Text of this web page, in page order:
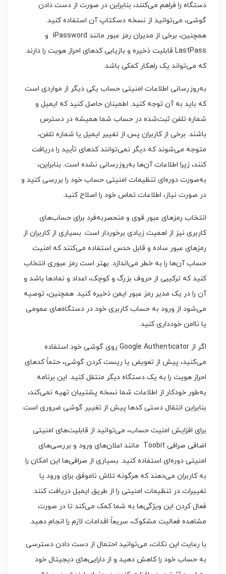
دستگاه را فراهم می‌کنند، بنابراین در صورت از دست دادن
گوشی، می‌توانید از نسخه دسکتاپ آن استفاده کنید.
همچنین، برخی از مدیران رمز عبور مانند 1Password و
LastPass قابلیت ذخیره و بازیابی کدهای احراز هویت را دارند
که می‌تواند یک راهکار کمکی باشد.
به‌روزرسانی اطلاعات امنیتی حساب یکی دیگر از مواردی است
که باید به آن توجه کنید. اطمینان حاصل کنید که ایمیل و
شماره تلفن ثبت‌شده در حساب شما همیشه در دسترس
باشند. برخی از کاربران پس از تغییر ایمیل یا شماره تلفن،
متوجه می‌شوند که دیگر نمی‌توانند کدهای تأیید را دریافت
کنند، زیرا اطلاعات آن‌ها به‌روزرسانی نشده است. بنابراین،
به‌صورت دوره‌ای تنظیمات امنیتی حساب خود را بررسی کنید و
در صورت نیاز، اطلاعات تماس خود را اصلاح کنید.
انتخاب رمزهای عبور قوی و منحصربه‌فرد برای حساب‌های
کاربری نیز از اهمیت زیادی برخوردار است. بسیاری از کاربران از
رمزهای عبور ساده و قابل حدس استفاده می‌کنند که امنیت
حساب آن‌ها را به خطر می‌اندازد. بهتر است رمز عبوری انتخاب
کنید که ترکیبی از حروف بزرگ و کوچک، اعداد و نمادها باشد و
آن را در یک مدیر رمز عبور ایمن ذخیره کنید. همچنین، توصیه
می‌شود از ورود به حساب کاربری خود در دستگاه‌های عمومی
یا ناامن خودداری کنید.
اگر از Google Authenticator روی گوشی خود استفاده
می‌کنید، پیش از تعویض یا ریست کردن گوشی، حتماً کدهای
احراز هویت را به یک دستگاه دیگر منتقل کنید. این برنامه
به‌طور خودکار از اطلاعات شما نسخه پشتیبان تهیه نمی‌کند،
بنابراین انتقال دستی کدها پیش از تغییر گوشی ضروری است.
برای افزایش امنیت حساب، می‌توانید از قابلیت‌های امنیتی
اضافی صرافی Toobit مانند اعلان‌های ورود و بررسی‌های
امنیتی دوره‌ای استفاده کنید. بسیاری از صرافی‌ها این امکان را
به کاربران می‌دهند که هرگونه تلاش ناموفق برای ورود یا
تغییرات در تنظیمات امنیتی را از طریق ایمیل دریافت کنند.
فعال کردن این ویژگی‌ها به شما کمک می‌کند تا در صورت
مشاهده فعالیت مشکوک، سریعاً اقدامات لازم را انجام دهید.
با رعایت این نکات، می‌توانید احتمال از دست دادن دسترسی
به حساب خود را کاهش دهید و از دارایی‌های دیجیتال خود